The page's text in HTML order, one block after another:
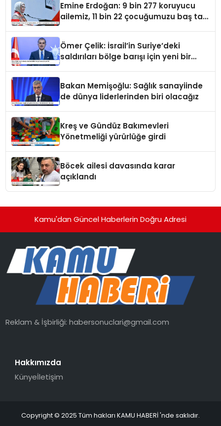
Emine Erdoğan: 9 bin 277 koruyucu
ailemiz, 11 bin 22 çocuğumuzu baş tacı
Ömer Çelik: İsrail’in Suriye’deki
saldırıları bölge barışı için yeni bir
Bakan Memişoğlu: Sağlık sanayiinde
de dünya liderlerinden biri olacağız
Kreş ve Gündüz Bakımevleri
Yönetmeliği yürürlüğe girdi
Böcek ailesi davasında karar
açıklandı
Kamu'dan Güncel Haberlerin Doğru Adresi
Reklam & İşbirliği:habersonuclari@gmail.com
Hakkımızda
Künyeİletişim
Copyright © 2025 Tüm hakları KAMU HABERİ 'nde saklıdır.